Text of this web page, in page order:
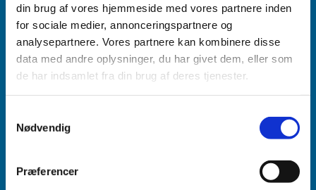
din brug af vores hjemmeside med vores partnere inden
for sociale medier, annonceringspartnere og
analysepartnere. Vores partnere kan kombinere disse
data med andre oplysninger, du har givet dem, eller som
de har indsamlet fra din brug af deres tjenester.
Nødvendig
Præferencer